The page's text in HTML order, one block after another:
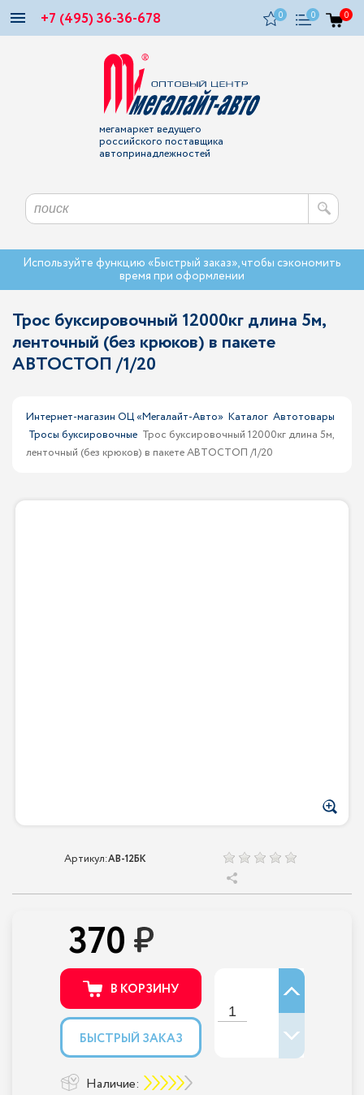
+7 (495) 36-36-678 0 0 0
мегамаркет ведущего
российского поставщика
автопринадлежностей
Используйте функцию «Быстрый заказ», чтобы сэкономить
время при оформлении
Трос буксировочный 12000кг длина 5м,
ленточный (без крюков) в пакете
АВТОСТОП /1/20
Интернет-магазин ОЦ «Мегалайт-Авто» Каталог Автотовары
Тросы буксировочные Трос буксировочный 12000кг длина 5м,
ленточный (без крюков) в пакете АВТОСТОП /1/20
Артикул:AB-12БК
370
В КОРЗИНУ
БЫСТРЫЙ ЗАКАЗ
Наличие: